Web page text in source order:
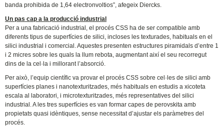
banda prohibida de 1,64 electronvoltios”, afegeix Diercks.
Un pas cap a la producció industrial
Per a una fabricació industrial, el procés CSS ha de ser compatible amb
diferents tipus de superfícies de silici, incloses les texturades, habituals en el
silici industrial i comercial. Aquestes presenten estructures piramidals d’entre 1
i 2 micres sobre les quals la llum rebota, augmentant així el seu recorregut
dins de la cel·la i millorant l’absorció.
Per això, l’equip científic va provar el procés CSS sobre cel·les de silici amb
superfícies planes i nanotexturitzades, més habituals en estudis a xicoteta
escala al laboratori, i microtexturitzades, més representatives del silici
industrial. A les tres superfícies es van formar capes de perovskita amb
propietats quasi idèntiques, sense necessitat d’ajustar els paràmetres del
procés.